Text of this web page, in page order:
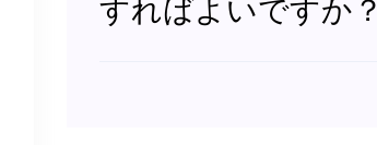
すればよいですか？